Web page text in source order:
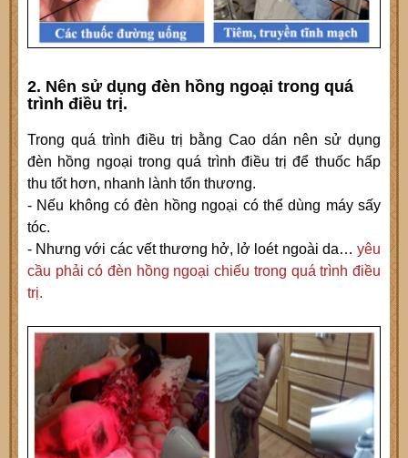
2. Nên sử dụng đèn hồng ngoại trong quá
trình điều trị.
Trong quá trình điều trị bằng Cao dán nên sử dụng
đèn hồng ngoại trong quá trình điều trị để thuốc hấp
thu tốt hơn, nhanh lành tổn thương.
- Nếu không có đèn hồng ngoại có thể dùng máy sấy
tóc.
- Nhưng với các vết thương hở, lở loét ngoài da… yêu
cầu phải có đèn hồng ngoại chiếu trong quá trình điều
trị.